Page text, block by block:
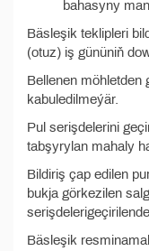
bahasyny
Bäsleşik teklipleri
(otuz) iş gününiň
Bellenen möhletden
kabuledilmeýär.
Pul serişdelerini
tabşyrylan mahaly
Bildiriş çap edilen
bukja görkezilen
Bäsleşik